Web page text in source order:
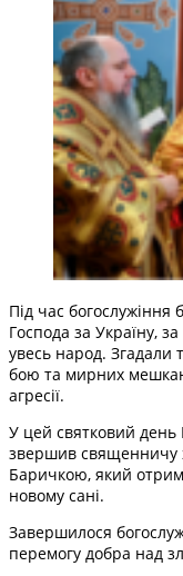
Під час богослужіння
Господа за Україну,
увесь народ. Згадали
бою та мирних
агресії.
У цей святковий
звершив священничу
Баричкою, який
новому сані.
Завершилося
перемогу добра над